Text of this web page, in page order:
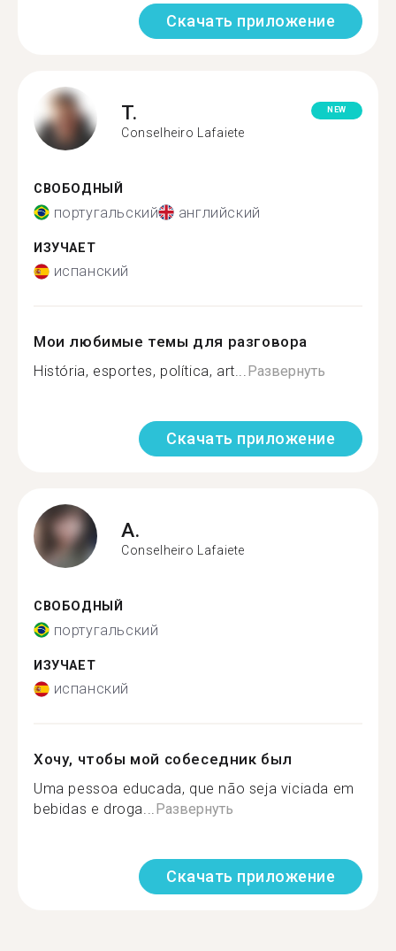
Скачать приложение
T.
Conselheiro Lafaiete
NEW
СВОБОДНЫЙ
португальский английский
ИЗУЧАЕТ
испанский
Мои любимые темы для разговора
História, esportes, política, art...Развернуть
Скачать приложение
A.
Conselheiro Lafaiete
СВОБОДНЫЙ
португальский
ИЗУЧАЕТ
испанский
Хочу, чтобы мой собеседник был
Uma pessoa educada, que não seja viciada em
bebidas e droga...Развернуть
Скачать приложение